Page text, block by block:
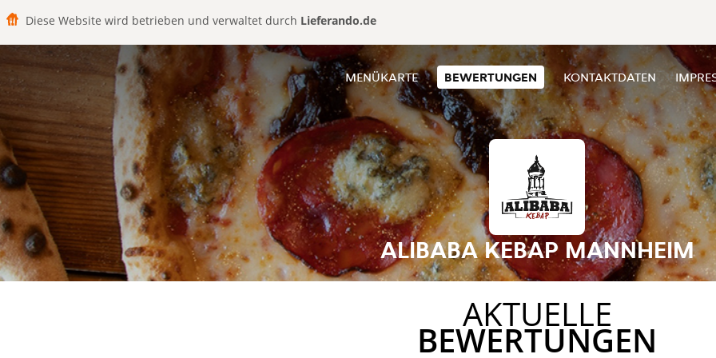
Diese Website wird betrieben und verwaltet durch Lieferando.de
MENÜKARTE BEWERTUNGEN KONTAKTDATEN
ALIBABA KEBAP MANNHEIM
AKTUELLE
BEWERTUNGEN